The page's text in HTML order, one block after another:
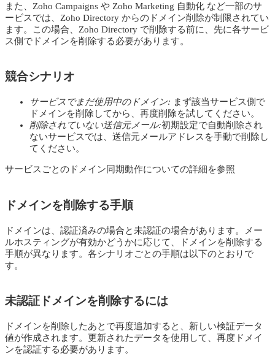
また、Zoho Campaigns や Zoho Marketing 自動化 など一部のサ
ービスでは、Zoho Directory からのドメイン削除が制限されてい
ます。この場合、Zoho Directory で削除する前に、先に各サービ
ス側でドメインを削除する必要があります。
競合シナリオ
サービスでまだ使用中のドメイン: まず該当サービス側で
ドメインを削除してから、再度削除を試してください。
削除されていない送信元メール:初期設定で自動削除され
ないサービスでは、送信元メールアドレスを手動で削除し
てください。
サービスごとのドメイン同期動作についての詳細を参照
ドメインを削除する手順
ドメインは、認証済みの場合と未認証の場合があります。メー
ルホスティングが有効かどうかに応じて、ドメインを削除する
手順が異なります。各シナリオごとの手順は以下のとおりで
す。
未認証ドメインを削除するには
ドメインを削除したあとで再度追加すると、新しい検証データ
値が作成されます。更新されたデータを使用して、再度ドメイ
ンを認証する必要があります。